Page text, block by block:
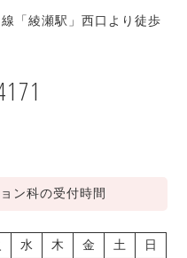
「綾瀬駅」西口より徒歩
ン科の受付時間
水 木 金 土 日